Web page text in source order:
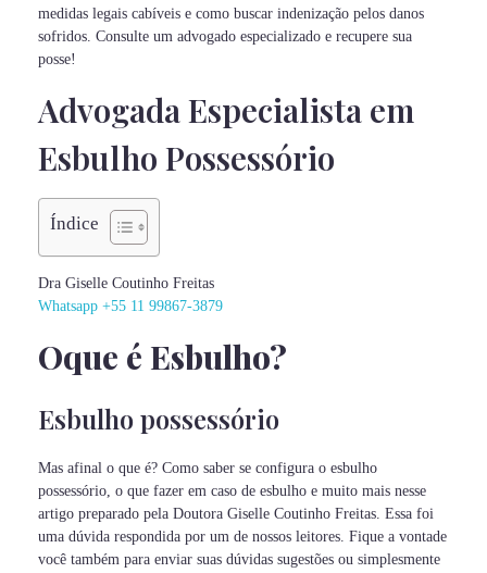
medidas legais cabíveis e como buscar indenização pelos danos
sofridos. Consulte um advogado especializado e recupere sua
posse!
Advogada Especialista em
Esbulho Possessório
Índice
Dra Giselle Coutinho Freitas
Whatsapp +55 11 99867-3879
Oque é Esbulho?
Esbulho possessório
Mas afinal o que é? Como saber se configura o esbulho
possessório, o que fazer em caso de esbulho e muito mais nesse
artigo preparado pela Doutora Giselle Coutinho Freitas. Essa foi
uma dúvida respondida por um de nossos leitores. Fique a vontade
você também para enviar suas dúvidas sugestões ou simplesmente